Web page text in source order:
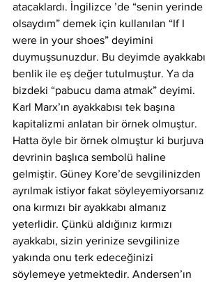
atacaklardı. İngilizce ’de “senin yerinde
olsaydım” demek için kullanılan “If I
were in your shoes” deyimini
duymuşsunuzdur. Bu deyimde ayakkabı
benlik ile eş değer tutulmuştur. Ya da
bizdeki “pabucu dama atmak” deyimi.
Karl Marx’ın ayakkabısı tek başına
kapitalizmi anlatan bir örnek olmuştur.
Hatta öyle bir örnek olmuştur ki burjuva
devrinin başlıca sembolü haline
gelmiştir. Güney Kore’de sevgilinizden
ayrılmak istiyor fakat söyleyemiyorsanız
ona kırmızı bir ayakkabı almanız
yeterlidir. Çünkü aldığınız kırmızı
ayakkabı, sizin yerinize sevgilinize
yakında onu terk edeceğinizi
söylemeye yetmektedir. Andersen’ın